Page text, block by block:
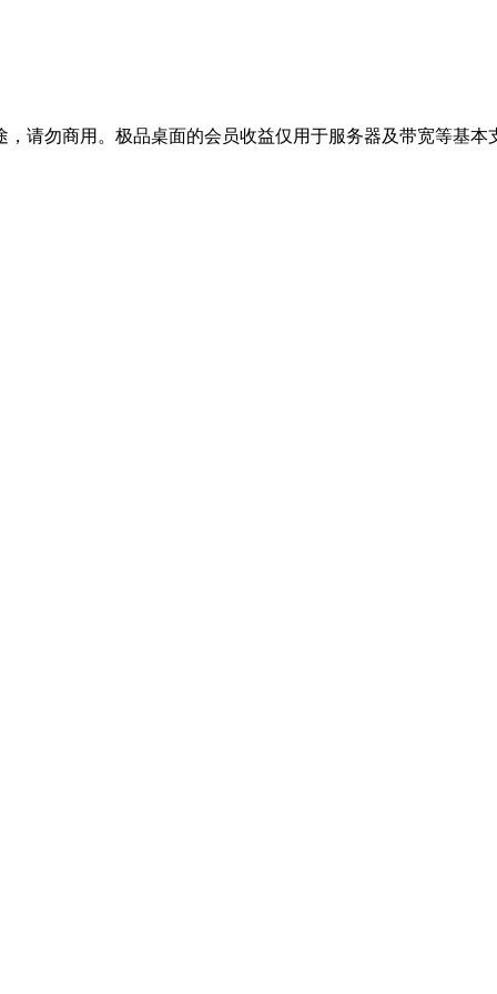
请勿商用。极品桌面的会员收益仅用于服务器及带宽等基